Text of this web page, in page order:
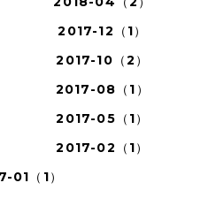
2017-12（1）
2017-10（2）
2017-08（1）
2017-05（1）
2017-02（1）
01（1）